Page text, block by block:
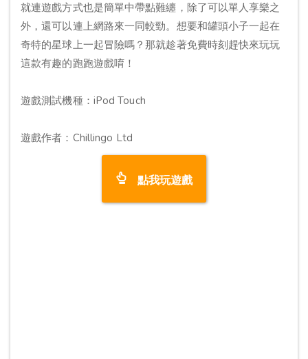
就連遊戲方式也是簡單中帶點難纏，除了可以單人享樂之
外，還可以連上網路來一同較勁。想要和罐頭小子一起在
奇特的星球上一起冒險嗎？那就趁著免費時刻趕快來玩玩
這款有趣的跑跑遊戲唷！
遊戲測試機種：iPod Touch
遊戲作者：Chillingo Ltd
點我玩遊戲